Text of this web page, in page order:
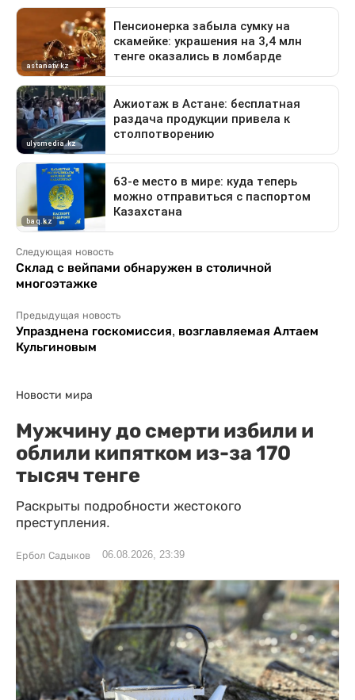
Следующая новость
Склад с вейпами обнаружен в столичной
многоэтажке
Предыдущая новость
Упразднена госкомиссия, возглавляемая Алтаем
Кульгиновым
Новости мира
Мужчину до смерти избили и
облили кипятком из-за 170
тысяч тенге
Раскрыты подробности жестокого
преступления.
Ербол Садыков 06.08.2026, 23:39